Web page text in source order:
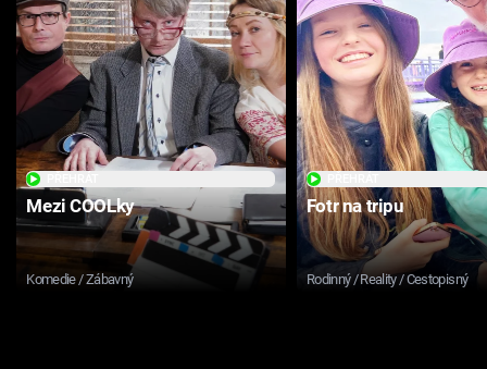
Mezi COOLky
Komedie / Zábavný
Fotr na tripu
Rodinný / Reality / Cestopisný